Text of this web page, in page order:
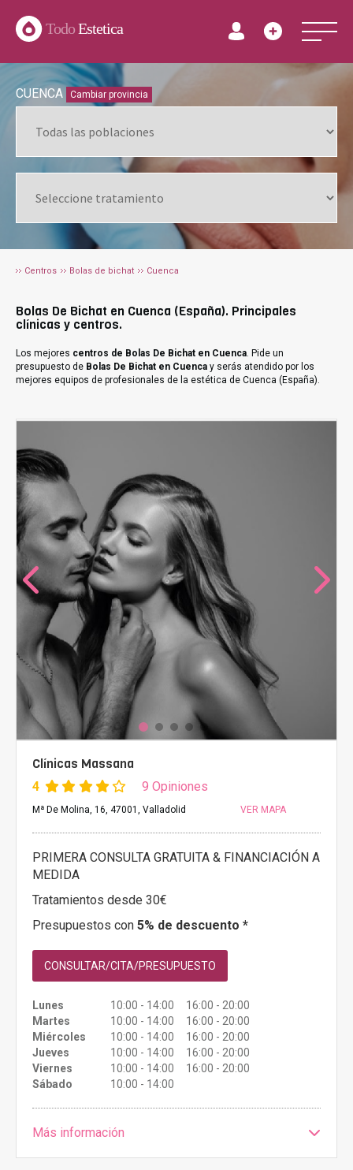
TodoEstetica
CUENCA Cambiar provincia
Centros Bolas de bichat Cuenca
Bolas De Bichat en Cuenca (España). Principales
clínicas y centros.
Los mejores centros de Bolas De Bichat en Cuenca. Pide un
presupuesto de Bolas De Bichat en Cuenca y serás atendido por los
mejores equipos de profesionales de la estética de Cuenca (España).
Clínicas Massana
4 9 Opiniones
Mª De Molina, 16, 47001, Valladolid VER MAPA
PRIMERA CONSULTA GRATUITA & FINANCIACIÓN A
MEDIDA
Tratamientos desde 30€
Presupuestos con 5% de descuento *
CONSULTAR/CITA/PRESUPUESTO
Lunes
10:00 - 14:00 16:00 - 20:00
Martes
10:00 - 14:00 16:00 - 20:00
Miércoles
10:00 - 14:00 16:00 - 20:00
Jueves
10:00 - 14:00 16:00 - 20:00
Viernes
10:00 - 14:00 16:00 - 20:00
Sábado
10:00 - 14:00
Más información